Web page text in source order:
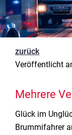
zurück
Veröffentlicht
Mehrere
Glück im
Brummifahrer